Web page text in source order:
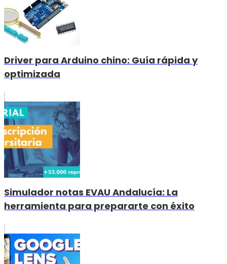
Driver para Arduino chino: Guía rápida y
optimizada
Simulador notas EVAU Andalucía: La
herramienta para prepararte con éxito